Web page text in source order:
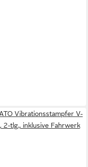
Vibrationsstampfer V-
2-tlg., inklusive Fahrwerk